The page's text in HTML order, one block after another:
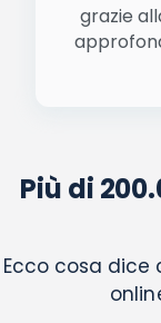
grazie
Più di
Ecco cosa dice